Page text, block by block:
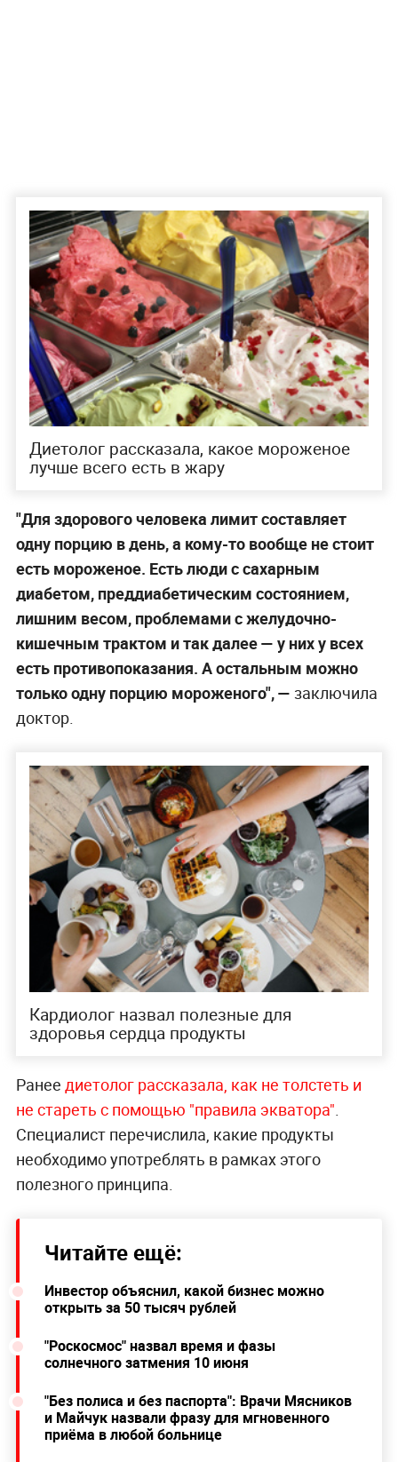
Диетолог рассказала, какое мороженое
лучше всего есть в жару
"Для здорового человека лимит составляет
одну порцию в день, а кому-то вообще не стоит
есть мороженое. Есть люди с сахарным
диабетом, преддиабетическим состоянием,
лишним весом, проблемами с желудочно-
кишечным трактом и так далее — у них у всех
есть противопоказания. А остальным можно
только одну порцию мороженого", — заключила
доктор.
Кардиолог назвал полезные для
здоровья сердца продукты
Ранее диетолог рассказала, как не толстеть и
не стареть с помощью "правила экватора"
Специалист перечислила, какие продукты
необходимо употреблять в рамках этого
полезного принципа.
Читайте ещё:
Инвестор объяснил, какой бизнес можно
открыть за 50 тысяч рублей
"Роскосмос" назвал время и фазы
солнечного затмения 10 июня
"Без полиса и без паспорта": Врачи Мясников
и Майчук назвали фразу для мгновенного
приёма в любой больнице